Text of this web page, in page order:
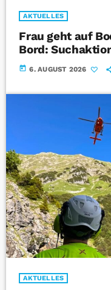
AKTUELLES
Frau geht auf
Bord:
today 6. AUGUST 2026
AKTUELLES